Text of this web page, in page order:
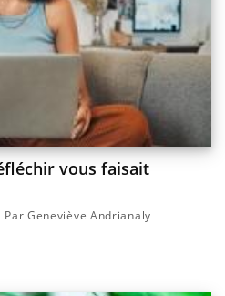
vous faisait
Par Geneviève Andrianaly